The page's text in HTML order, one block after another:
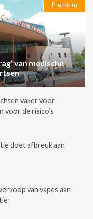
Premium
van medische
vaker voor
voor de risico’s
doet afbreuk aan
van vapes aan